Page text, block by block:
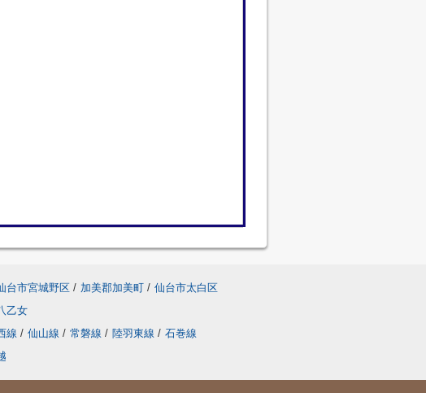
台市宮城野区 / 加美郡加美町 / 仙台市太白区
乙女
線 / 仙山線 / 常磐線 / 陸羽東線 / 石巻線